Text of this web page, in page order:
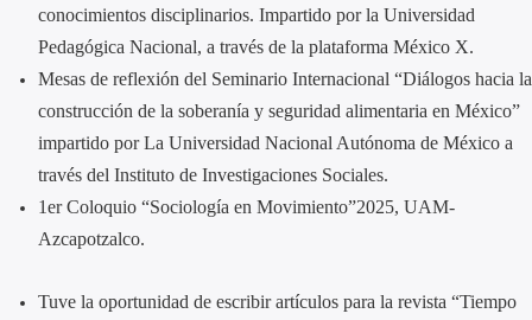
conocimientos disciplinarios. Impartido por la Universidad
Pedagógica Nacional, a través de la plataforma México X.
Mesas de reflexión del Seminario Internacional “Diálogos hacia la
construcción de la soberanía y seguridad alimentaria en México”
impartido por La Universidad Nacional Autónoma de México a
través del Instituto de Investigaciones Sociales.
1er Coloquio “Sociología en Movimiento”2025, UAM-
Azcapotzalco.
Tuve la oportunidad de escribir artículos para la revista “Tiempo